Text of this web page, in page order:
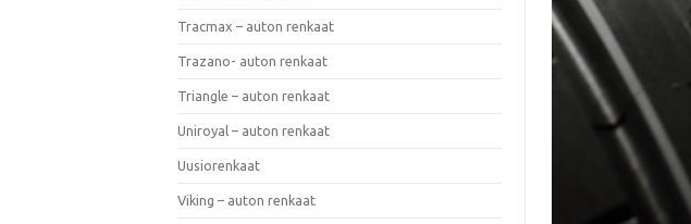
Tracmax – auton renkaat
Trazano- auton renkaat
Triangle – auton renkaat
Uniroyal – auton renkaat
Uusiorenkaat
Viking – auton renkaat